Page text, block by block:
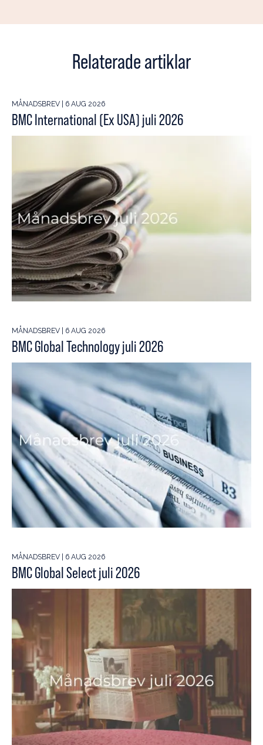
Relaterade artiklar
MÅNADSBREV | 6 AUG 2026
BMC International (Ex USA) juli 2026
MÅNADSBREV | 6 AUG 2026
BMC Global Technology juli 2026
MÅNADSBREV | 6 AUG 2026
BMC Global Select juli 2026